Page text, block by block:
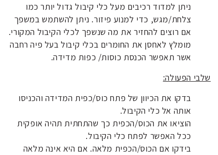
ניתן למדוד רכיבים מעל כלי קיבול גדול יותר כמו
צלחת/מגש, כדי למנוע פיזור. ניתן להשתמש במשפך
אם רוצים להחזיר את מה שנשפך לכלי הקיבול המקורי.
מומלץ לאחסן את החומרים בכלי קיבול בעל פיה רחבה
אשר תאפשר הכנסת כוסות/ כפות מדידה.
שלבי הפעולה:
בדקו את הכיוון של פתח כוס/כפית המדידה והכניסו
אותה אל כלי הקיבול.
הוציאו את הכוס/הכפית כך שהתחתית תהיה אופקית
ככל האפשר לפתח כלי הקיבול.
בידקו אם הכוס/הכפית מלאה. אם היא אינה מלאה